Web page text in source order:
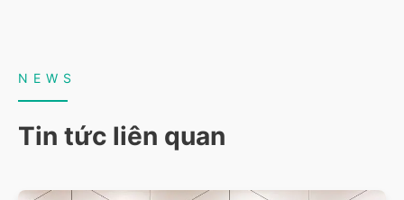
NEWS
Tin tức liên quan